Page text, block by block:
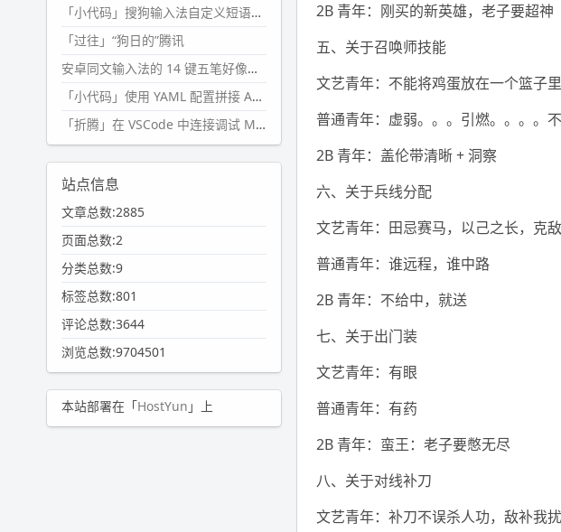
2B 青年：刚买的新英雄，老子要超神
五、关于召唤师技能
文艺青年：不能将鸡蛋放在一个篮子
普通青年：虚弱。。。引燃。。。。
2B 青年：盖伦带清晰 + 洞察
六、关于兵线分配
文艺青年：田忌赛马，以己之长，克
普通青年：谁远程，谁中路
2B 青年：不给中，就送
七、关于出门装
文艺青年：有眼
普通青年：有药
2B 青年：蛮王：老子要憋无尽
八、关于对线补刀
文艺青年：补刀不误杀人功，敌补我
「小代码」搜狗输入法自定义短语分片管理「Python」
「过往」“狗日的”腾讯
安卓同文输入法的 14 键五笔好像终于能用了?
「小代码」使用 YAML 配置拼接 AI 提示词，随机及条件语句
「折腾」在 VSCode 中连接调试 Microsoft Edge
站点信息
文章总数:2885
页面总数:2
分类总数:9
标签总数:801
评论总数:3644
浏览总数:9704501
本站部署在「HostYun 」上